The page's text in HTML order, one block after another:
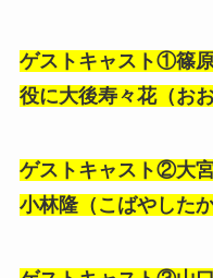
ゲストキャスト①篠
役に大後寿々花（お
ゲストキャスト②大
小林隆（こばやした